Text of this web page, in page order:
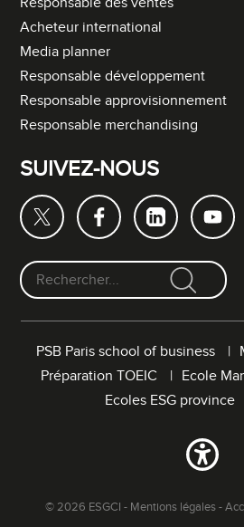
Responsable des ventes
Acheteur international
Media planner
Responsable développement
Responsable approvisionnement
Responsable merchandising
SUIVEZ-NOUS
F
PSB Paris school of business
Préparation TOEIC
Ecole
Ecoles ESG province
© 2026 ESGCI - Mentions légales-